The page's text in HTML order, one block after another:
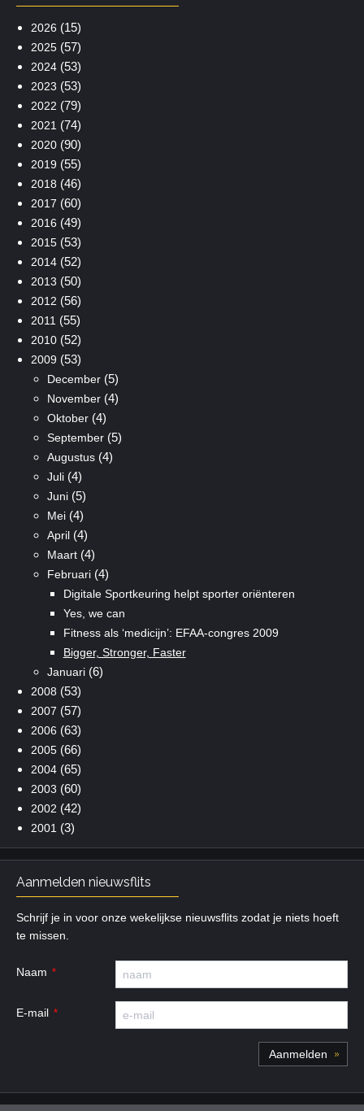
2026 (15)
2025(57)
2024(53)
2023 (53)
2022 (79)
2021 (74)
2020(90)
2019 (55)
2018 (46)
2017 (60)
2016 (49)
2015(53)
2014(52)
2013 (50)
2012 (56)
2011 (55)
2010(52)
2009 (53)
December(5)
November(4)
Oktober(4)
September(5)
Augustus(4)
Juli(4)
Juni(5)
Mei(4)
April(4)
Maart(4)
Februari(4)
Digitale Sportkeuring helpt sporter oriënteren
Yes, we can
Fitness als ‘medicijn’: EFAA-congres 2009
Bigger, Stronger, Faster
Januari(6)
2008 (53)
2007 (57)
2006 (63)
2005(66)
2004(65)
2003 (60)
2002 (42)
2001 (3)
Aanmelden nieuwsflits
Schrijf je in voor onze wekelijkse nieuwsflits zodat je niets hoeft
te missen.
Naam
E-mail